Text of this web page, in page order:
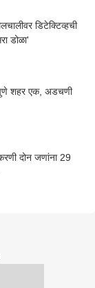
डिटेक्टिव्हची
डोळा'
पुणे शहर एक, अडचणी
दोन जणांना 29